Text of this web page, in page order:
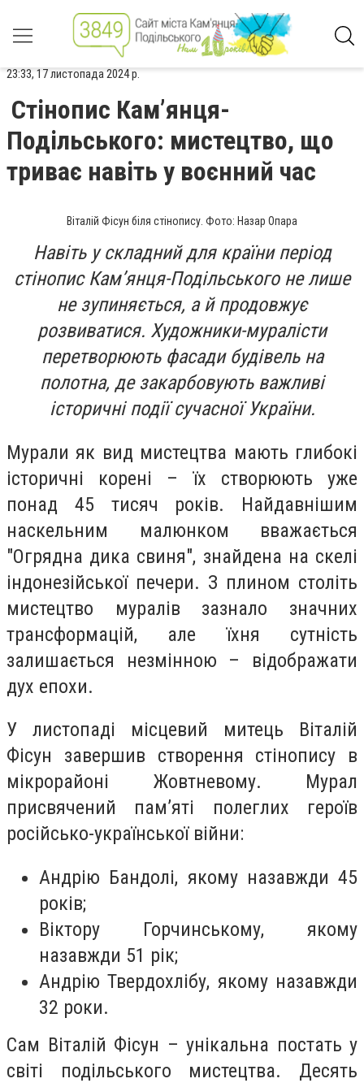
23:33, 17 листопада 2024 р.
Стінопис Кам’янця-
Подільського: мистецтво, що
триває навіть у воєнний час
Віталій Фісун біля стінопису. Фото: Назар Опара
Навіть у складний для країни період
стінопис Кам’янця-Подільського не лише
не зупиняється, а й продовжує
розвиватися. Художники-муралісти
перетворюють фасади будівель на
полотна, де закарбовують важливі
історичні події сучасної України.
Мурали як вид мистецтва мають глибокі
історичні корені – їх створюють уже
понад 45 тисяч років. Найдавнішим
наскельним малюнком вважається
"Огрядна дика свиня", знайдена на скелі
індонезійської печери. З плином століть
мистецтво муралів зазнало значних
трансформацій, але їхня сутність
залишається незмінною – відображати
дух епохи.
У листопаді місцевий митець Віталій
Фісун завершив створення стінопису в
мікрорайоні Жовтневому. Мурал
присвячений пам’яті полеглих героїв
російсько-української війни:
Андрію Бандолі, якому назавжди 45
років;
Віктору Горчинському, якому
назавжди 51 рік;
Андрію Твердохлібу, якому назавжди
32 роки.
Сам Віталій Фісун – унікальна постать у
світі подільського мистецтва. Десять